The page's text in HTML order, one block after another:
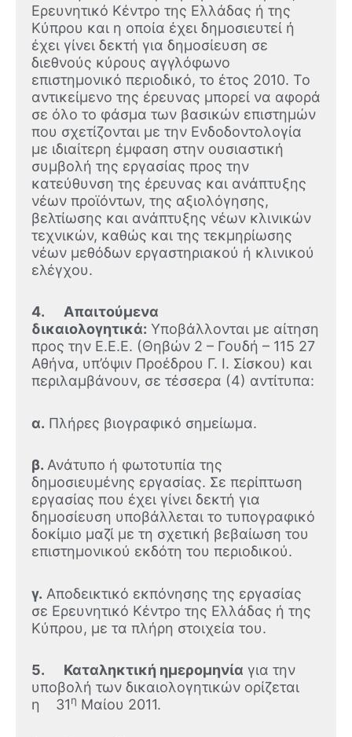
Ερευνητικό Κέντρο της Ελλάδας ή της
Κύπρου και η οποία έχει δημοσιευτεί ή
έχει γίνει δεκτή για δημοσίευση σε
διεθνούς κύρους αγγλόφωνο
επιστημονικό περιοδικό, το έτος 2010. Το
αντικείμενο της έρευνας μπορεί να αφορά
σε όλο το φάσμα των βασικών επιστημών
που σχετίζονται με την Ενδοδοντολογία
με ιδιαίτερη έμφαση στην ουσιαστική
συμβολή της εργασίας προς την
κατεύθυνση της έρευνας και ανάπτυξης
νέων προϊόντων, της αξιολόγησης,
βελτίωσης και ανάπτυξης νέων κλινικών
τεχνικών, καθώς και της τεκμηρίωσης
νέων μεθόδων εργαστηριακού ή κλινικού
ελέγχου.
4. Απαιτούμενα
δικαιολογητικά: Υποβάλλονται με αίτηση
προς την Ε.Ε.Ε. (Θηβών 2 – Γουδή – 115 27
Αθήνα, υπ’όψιν Προέδρου Γ. Ι. Σίσκου) και
περιλαμβάνουν, σε τέσσερα (4) αντίτυπα:
α. Πλήρες βιογραφικό σημείωμα.
β. Ανάτυπο ή φωτοτυπία της
δημοσιευμένης εργασίας. Σε περίπτωση
εργασίας που έχει γίνει δεκτή για
δημοσίευση υποβάλλεται το τυπογραφικό
δοκίμιο μαζί με τη σχετική βεβαίωση του
επιστημονικού εκδότη του περιοδικού.
γ. Αποδεικτικό εκπόνησης της εργασίας
σε Ερευνητικό Κέντρο της Ελλάδας ή της
Κύπρου, με τα πλήρη στοιχεία του.
5. Καταληκτική ημερομηνία για την
υποβολή των δικαιολογητικών ορίζεται
η 31η Μαίου 2011.